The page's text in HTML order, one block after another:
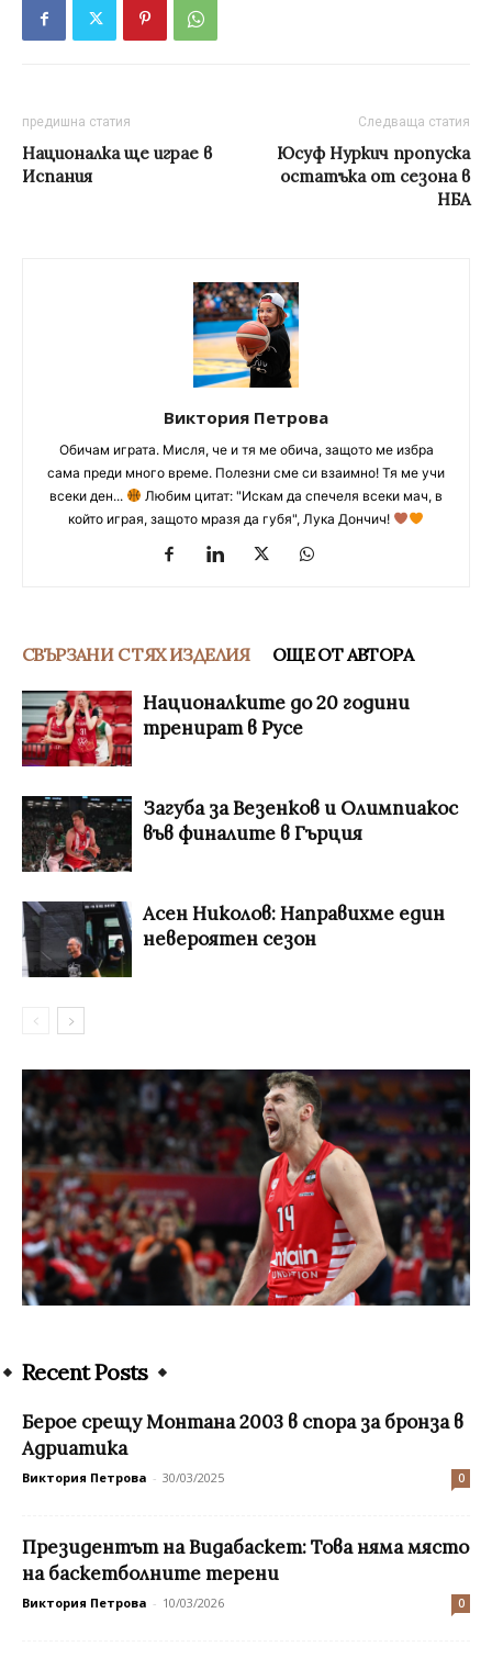
предишна статия
Националка ще играе в
Испания
Следваща статия
Юсуф Нуркич пропуска
остатъка от сезона в
НБА
Виктория Петрова
Обичам играта. Мисля, че и тя ме обича, защото ме избра
сама преди много време. Полезни сме си взаимно! Тя ме учи
всеки ден...
Любим цитат: "Искам да спечеля всеки мач, в
който играя, защото мразя да губя", Лука Дончич!
СВЪРЗАНИ С ТЯХ ИЗДЕЛИЯ ОЩЕ ОТ АВТОРА
Националките до 20 години
тренират в Русе
Загуба за Везенков и Олимпиакос
във финалите в Гърция
Асен Николов: Направихме един
невероятен сезон
Recent Posts
Берое срещу Монтана 2003 в спора за бронза в
Адриатика
Виктория Петрова - 30/03/2025 0
Президентът на Видабаскет: Това няма място
на баскетболните терени
Виктория Петрова - 10/03/2026 0